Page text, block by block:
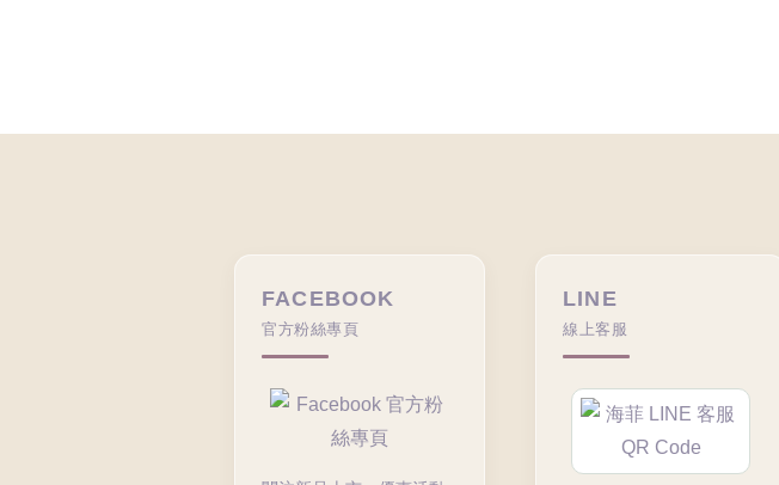
FACEBOOK
官方粉絲專頁
LINE
線上客服